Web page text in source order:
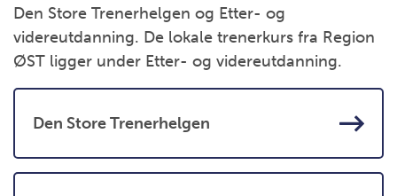
Den Store Trenerhelgen og Etter- og
videreutdanning. De lokale trenerkurs fra Region
ØST ligger under Etter- og videreutdanning.
Den Store Trenerhelgen